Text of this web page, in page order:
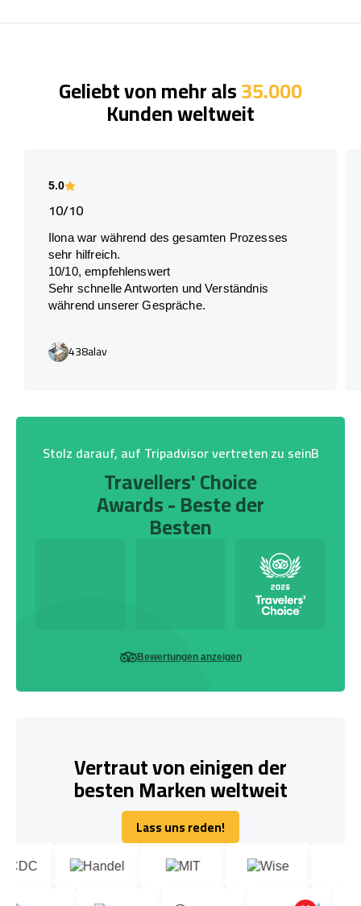
Geliebt von mehr als35.000
Kunden weltweit
5.0
10/10
Ilona war während des gesamten Prozesses
sehr hilfreich.
10/10, empfehlenswert
Sehr schnelle Antworten und Verständnis
während unserer Gespräche.
438alav
Stolz darauf, auf Tripadvisor vertreten zu seinB
Travellers' Choice
Awards - Beste der
Besten
Bewertungen anzeigen
Vertraut von einigen der
besten Marken weltweit
Lass uns reden!
Lass uns reden!